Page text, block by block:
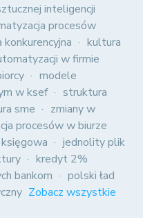
inteligencji
procesów
kultura
w firmie
modele
w ksef
struktura
sme
zmiany w
procesów w biurze
jednolity plik
kredyt 2%
bankom
polski ład
Zobacz wszystkie